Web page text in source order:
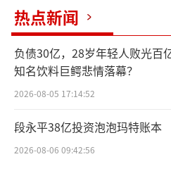
惠真批发超市双品牌、
市......
根据食业家对近百
结果来看，有30多家平
升级，其中不乏有着数
平台。无论是追风口还
食行业都将卷入新的发展
热点新闻
负债30亿，28岁年轻人败光百
知名饮料巨鳄悲情落幕？
2026-08-05 17:14:52
段永平38亿投资泡泡玛特账本
2026-08-06 09:42:56